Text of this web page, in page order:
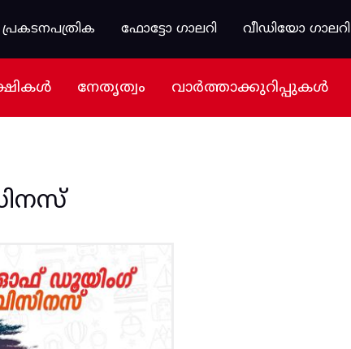
പ്രകടനപത്രിക ഫോട്ടോ ഗാലറി വീഡിയോ ഗാലറി
നേതൃത്വം വാർത്താക്കുറിപ്പുകൾ